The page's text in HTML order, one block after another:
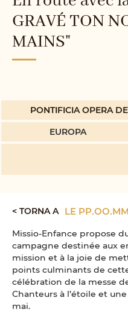
GRAVÉ TON
MAINS"
PONTIFICIA OPERA
EUROPA
< TORNA A LE
Missio-Enfance propose
campagne destinée aux
mission et à la joie de
points culminants de
célébration de la messe
Chanteurs à l’étoile et
mai.